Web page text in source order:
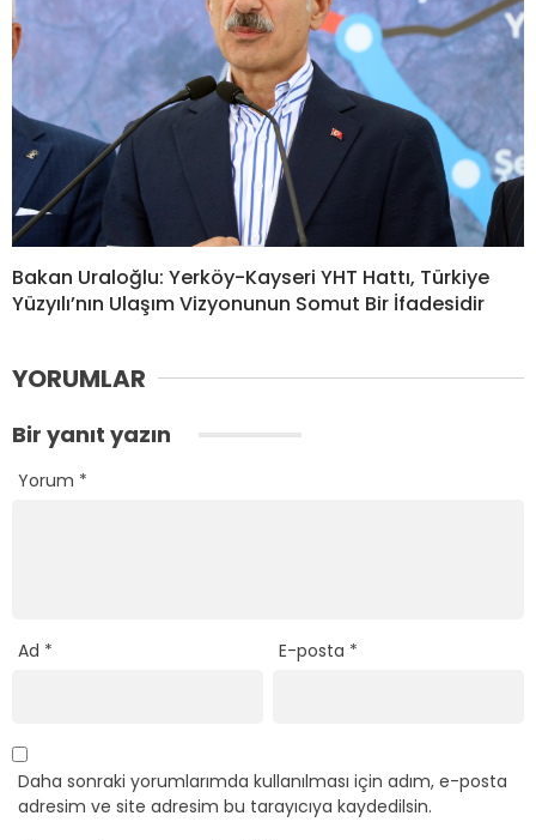
Bakan Uraloğlu: Yerköy-Kayseri YHT Hattı, Türkiye
Yüzyılı’nın Ulaşım Vizyonunun Somut Bir İfadesidir
YORUMLAR
Bir yanıt yazın
Yorum *
Ad * E-posta *
Daha sonraki yorumlarımda kullanılması için adım, e-posta
adresim ve site adresim bu tarayıcıya kaydedilsin.